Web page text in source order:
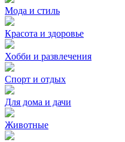
Мода и стиль
Красота и здоровье
Хобби и развлечения
Спорт и отдых
Для дома и дачи
Животные